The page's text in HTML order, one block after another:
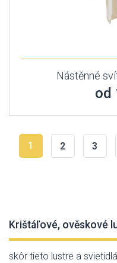
Nástěnné
od
1 2 3
Krištáľové, ověskové
skôr tieto lustre a